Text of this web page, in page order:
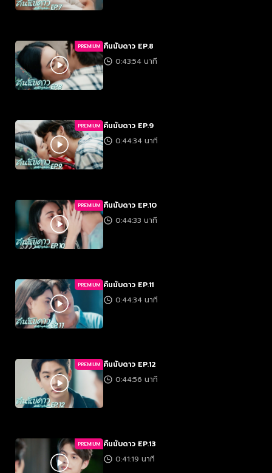
PREMIUM คืนนับดาว EP.8
0:43:54 นาที
PREMIUM คืนนับดาว EP.9
0:44:34 นาที
PREMIUM คืนนับดาว EP.10
0:44:33 นาที
PREMIUM คืนนับดาว EP.11
0:44:34 นาที
PREMIUM คืนนับดาว EP.12
0:44:56 นาที
PREMIUM คืนนับดาว EP.13
0:41:19 นาที